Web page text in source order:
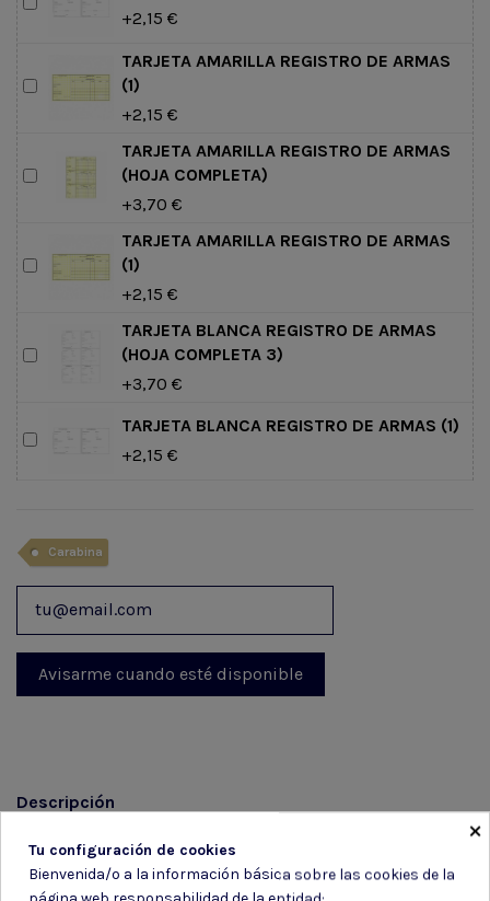
+2,15 €
TARJETA AMARILLA REGISTRO DE ARMAS
(1)
+2,15 €
TARJETA AMARILLA REGISTRO DE ARMAS
(HOJA COMPLETA)
+3,70 €
TARJETA AMARILLA REGISTRO DE ARMAS
(1)
+2,15 €
TARJETA BLANCA REGISTRO DE ARMAS
(HOJA COMPLETA 3)
+3,70 €
TARJETA BLANCA REGISTRO DE ARMAS (1)
+2,15 €
Carabina
Descripción
Detalles del producto
Reseñas
(0)
×
Tu configuración de cookies
Bienvenida/o a la información básica sobre las cookies de la